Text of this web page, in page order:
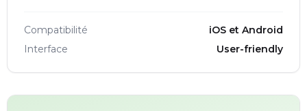
Compatibilité
iOS et Android
Interface
User-friendly